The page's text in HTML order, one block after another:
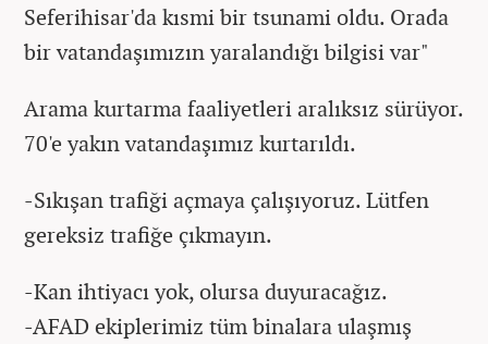
Seferihisar'da kısmi bir tsunami oldu. Orada
bir vatandaşımızın yaralandığı bilgisi var"
Arama kurtarma faaliyetleri aralıksız sürüyor.
70'e yakın vatandaşımız kurtarıldı.
-Sıkışan trafiği açmaya çalışıyoruz. Lütfen
gereksiz trafiğe çıkmayın.
-Kan ihtiyacı yok, olursa duyuracağız.
-AFAD ekiplerimiz tüm binalara ulaşmış